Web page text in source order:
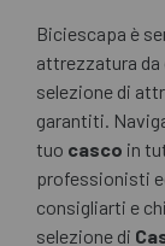
Biciescapa è
attrezzatura da
selezione di
garantiti.
tuo casco in
professionisti
consigliarti e
selezione di